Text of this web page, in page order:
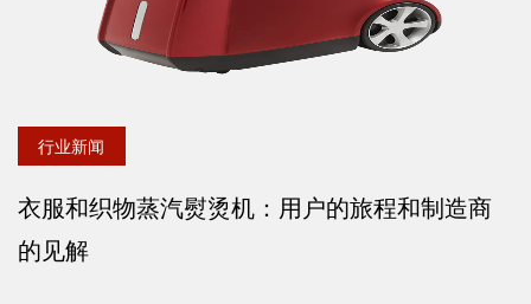
行业新闻
衣服和织物蒸汽熨烫机：用户的旅程和制造商
的见解